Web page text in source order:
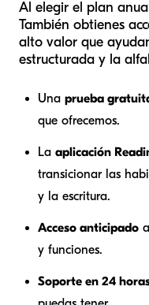
Al elegir el plan
También obtienes
alto valor que
estructurada y la
Una prueba
que ofrecemos.
La aplicación
transicionar las
y la escritura.
Acceso anticipado
y funciones.
Soporte en 24